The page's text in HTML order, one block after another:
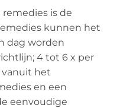
is de
kunnen het
dag worden
4 tot 6 x per
vanuit het
en een
eenvoudige